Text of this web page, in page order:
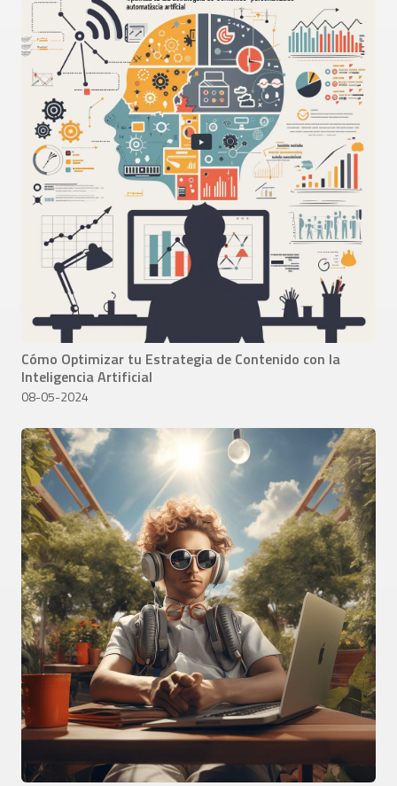
Cómo Optimizar tu Estrategia de Contenido con la
Inteligencia Artificial
08-05-2024